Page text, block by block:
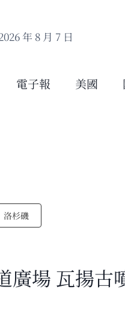
年 8 月 7 日
電子報 美國
洛杉磯
廣場 瓦揚古